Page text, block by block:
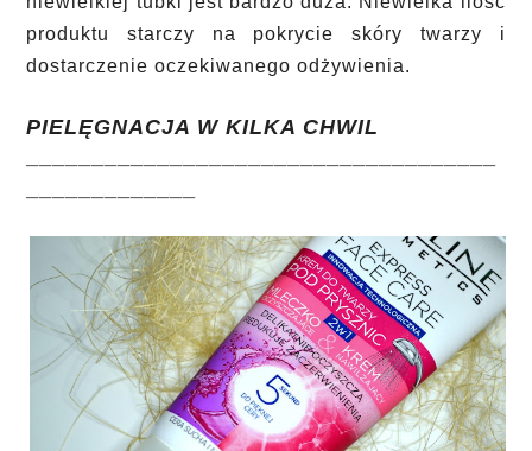
produktu starczy na pokrycie skóry twarzy i
dostarczenie oczekiwanego odżywienia.
PIELĘGNACJA W KILKA CHWIL